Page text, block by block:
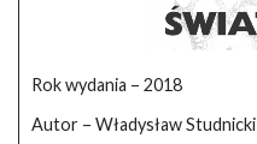
Rok wydania – 2018
Autor – Władysław Studnicki